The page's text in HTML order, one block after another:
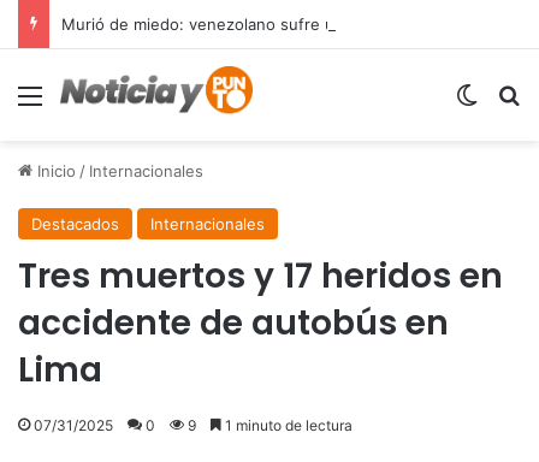
Menú
Inicio / Internacionales
Destacados Internacionales
Tres muertos y 17 heridos en
accidente de autobús en
Lima
07/31/2025 0 9 1 minuto de lectura